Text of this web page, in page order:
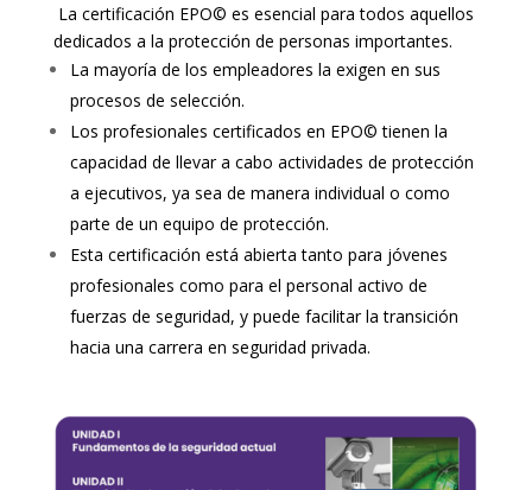
La certificación EPO© es esencial para todos aquellos
dedicados a la protección de personas importantes.
La mayoría de los empleadores la exigen en sus
procesos de selección.
Los profesionales certificados en EPO© tienen la
capacidad de llevar a cabo actividades de protección
a ejecutivos, ya sea de manera individual o como
parte de un equipo de protección.
Esta certificación está abierta tanto para jóvenes
profesionales como para el personal activo de
fuerzas de seguridad, y puede facilitar la transición
hacia una carrera en seguridad privada.